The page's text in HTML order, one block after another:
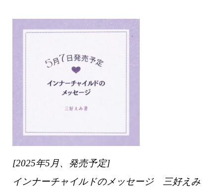
[2025年5月、発売予定]
インナーチャイルドのメッセージ 三好えみ